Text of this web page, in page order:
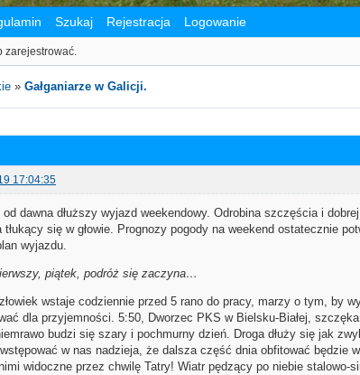
Szukaj Rejestracja Logowanie
zarejestrować.
»Gałganiarze w Galicji.
17:04:35
od dawna dłuższy wyjazd weekendowy. Odrobina szczęścia i
tłukący się w głowie. Prognozy pogody na weekend ostatecznie
wyjazdu.
piątek, podróż się zaczyna…
wstaje codziennie przed 5 rano do pracy, marzy o tym, by
dla przyjemności. 5:50, Dworzec PKS w Bielsku-Białej,
budzi się szary i pochmurny dzień. Droga dłuży się jak
w nas nadzieja, że dalsza część dnia obfitować będzie
widoczne przez chwilę Tatry! Wiatr pędzący po niebie stalowo-